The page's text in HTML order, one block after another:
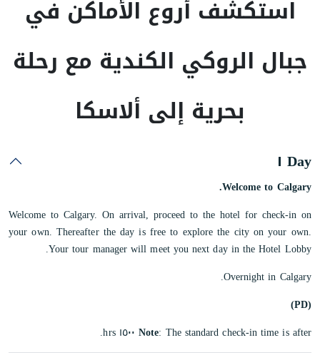
استكشف أروع الأماكن في
جبال الروكي الكندية مع رحلة
بحرية إلى ألاسكا
Day ١
Welcome to Calgary.
Welcome to Calgary. On arrival, proceed to the hotel for check-in on
your own. Thereafter the day is free to explore the city on your own.
Your tour manager will meet you next day in the Hotel Lobby.
Overnight in Calgary.
(PD)
Note: The standard check-in time is after ١٥٠٠ hrs.